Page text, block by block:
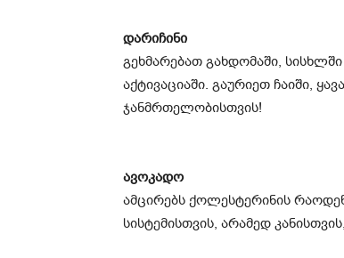
დარიჩინი
გეხმარებათ გახდომაში,
აქტივაციაში. გაურიეთ ჩაიში,
ჯანმრთელობისთვის!
ავოკადო
ამცირებს ქოლესტერინის
სისტემისთვის, არამედ